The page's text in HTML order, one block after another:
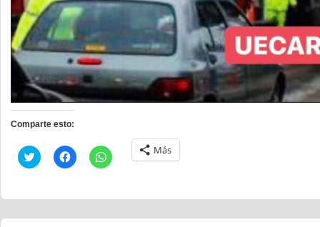
Comparte esto:
Haz
clic
Twitter
abre
Haz
clic
Facebook
abre
Haz
clic
WhatsApp
abre
Más